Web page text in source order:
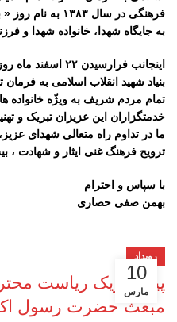
فرهنگی در سال
به جایگاه شهدا، خانواده شهدا و
اینجانب
بنیاد شهید انقلاب اسلامی به
تمام مردم شریف به ویژّه خانواده
خدمتگزاران این عزیزان تبریک و
ما در تداوم راه متعالی شهدای
ترويج فرهنگ غنی ایثار و شهادت
با سپاس و احترام
بهمن صفی حصاری
10
مارس
رویداد
پیام تبریک ریاست
مبعث حضرت رسول